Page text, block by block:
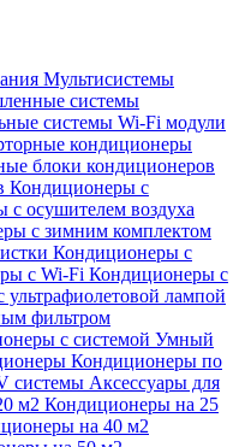
Мультисистемы
системы
системы Wi-Fi модули
кондиционеры
блоки кондиционеров
Кондиционеры с
осушителем воздуха
с зимним комплектом
Кондиционеры с
с Wi-Fi Кондиционеры с
лампой
фильтром
с системой Умный
Кондиционеры по
системы Аксессуары для
м2 Кондиционеры на 25
на 40 м2